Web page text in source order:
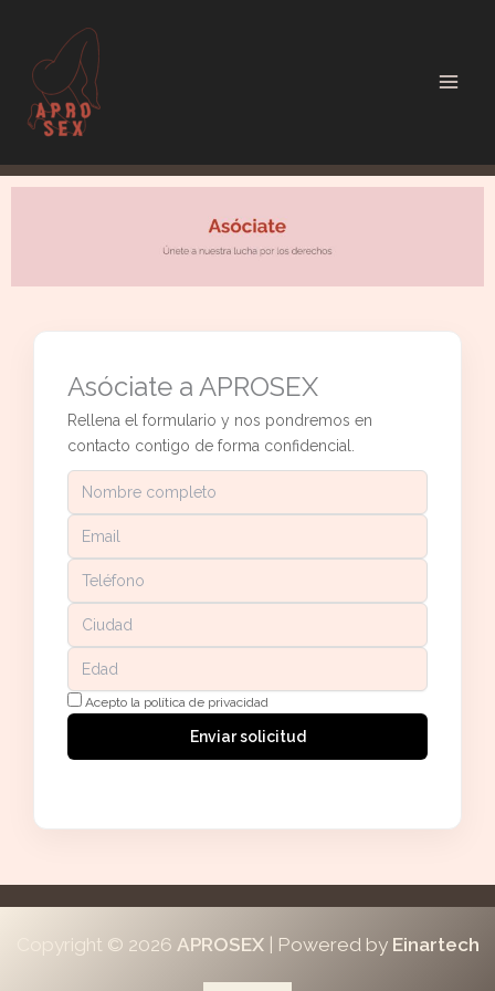
contenido
Asóciate a APROSEX
Rellena el formulario y nos pondremos en
contacto contigo de forma confidencial.
Acepto la política de privacidad
Enviar solicitud
Copyright © 2026 APROSEX| Powered by Einartech